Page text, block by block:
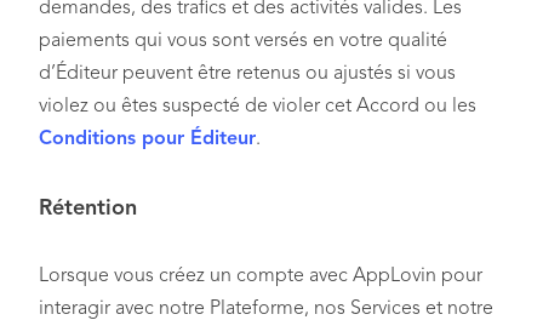
demandes, des trafics et des activités valides. Les
paiements qui vous sont versés en votre qualité
d’Éditeur peuvent être retenus ou ajustés si vous
violez ou êtes suspecté de violer cet Accord ou les
Conditions pour Éditeur.
Rétention
Lorsque vous créez un compte avec AppLovin pour
interagir avec notre Plateforme, nos Services et notre